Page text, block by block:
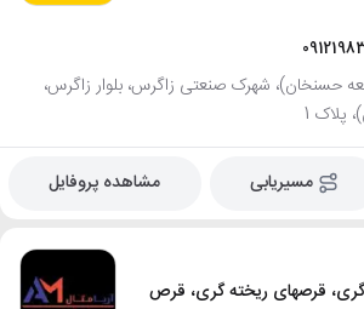
حسنخان)، شهرک صنعتی زاگرس، بلوار زاگرس،
1
مسیریابی مشاهده پروفایل
گری، قرصهای ریخته گری، قرص